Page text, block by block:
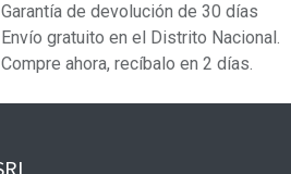
Garantía de devolución de 30 días
Envío gratuito en el Distrito Nacional.
Compre ahora, recíbalo en 2 días.